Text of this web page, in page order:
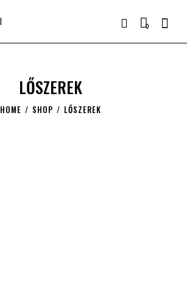
0
LŐSZEREK
HOME SHOP LŐSZEREK